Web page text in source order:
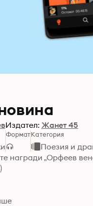
Издател: Жанет 45
ФорматКатегория
Поезия и
награди „Орфеев